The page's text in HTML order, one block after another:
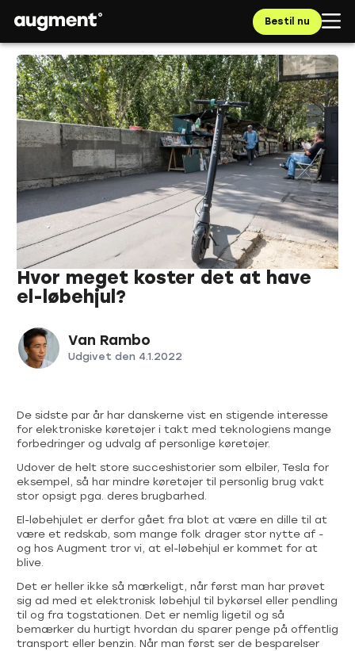
Bestil nu
Hvor meget koster det at have
el-løbehjul?
Van Rambo
Udgivet den 4.1.2022
De sidste par år har danskerne vist en stigende interesse
for elektroniske køretøjer i takt med teknologiens mange
forbedringer og udvalg af personlige køretøjer.
Udover de helt store succeshistorier som elbiler, Tesla for
eksempel, så har mindre køretøjer til personlig brug vakt
stor opsigt pga. deres brugbarhed.
El-løbehjulet er derfor gået fra blot at være en dille til at
være et redskab, som mange folk drager stor nytte af -
og hos Augment tror vi, at el-løbehjul er kommet for at
blive.
Det er heller ikke så mærkeligt, når først man har prøvet
sig ad med et elektronisk løbehjul til bykørsel eller pendling
til og fra togstationen. Det er nemlig ligetil og så
bemærker du hurtigt hvordan du sparer penge på offentlig
transport eller benzin. Når man først ser de besparelser